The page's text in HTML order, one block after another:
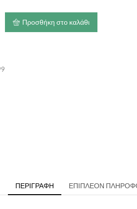
Προσθήκη στο καλάθι
ΠΕΡΙΓΡΑΦΉ ΕΠΙΠΛΈΟΝ